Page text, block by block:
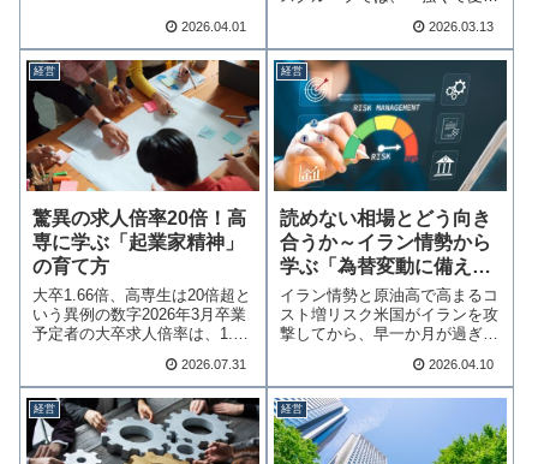
2026.04.01 2026.03.13
経営
驚異の求人倍率20倍！高
専に学ぶ「起業家精神」
の育て方
大卒1.66倍、高専生は20倍超と
いう異例の数字2026年3月卒業
予定者の大卒求人倍率は、1.66
2026.07.31
経営
読めない相場とどう向き
合うか～イラン情勢から
学ぶ「為替変動に備える
経営！」～
イラン情勢と原油高で高まるコ
スト増リスク米国がイランを攻
撃してから、早一か月が過ぎま
2026.04.10
経営 経営